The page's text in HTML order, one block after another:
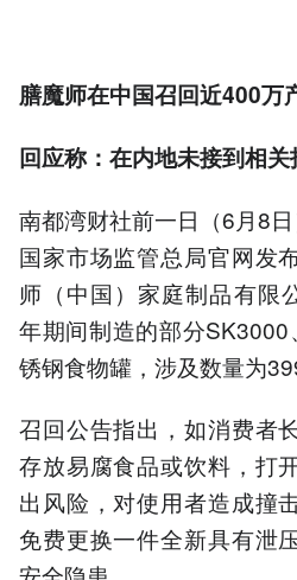
膳魔师在中国召回近400万
回应称：在内地未接到相关
南都湾财社前一日（6月8
国家市场监管总局官网发
师（中国）家庭制品有限
年期间制造的部分
锈钢食物罐，涉及数量为
召回公告指出，如消费者
存放易腐食品或饮料，打
出风险，对使用者造成撞
免费更换一件全新具有泄